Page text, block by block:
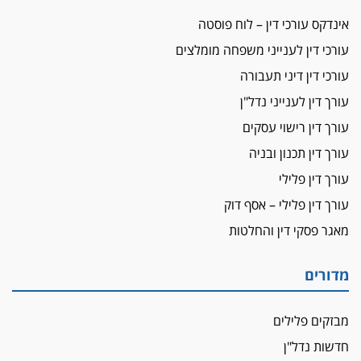
פיקטיביות בשם פלסטינים
על המידתיות
ביה"ד המשמעתי ביטל השעיה לצמיתות של
עורכת-דין שהביעה שמחה ב-7 באוקטובר
אשם
עו"ד הלל בבייב הורשע בהונאת עשרות לקוחות,
ההסדר: 7-9 שנות מאסר
דין ומקרקעין
עורך דין ברמת השרון נחקר בחשד למרמה בעסקת
תובעת משטרתית פוטרה בחשד לעישון סמים
שנחשף בפעילות בלשים בטלגרם
לא בכל יום
אינדקס עורכי דין – לוח פוסטה
עורכי דין לענייני משפחה מומלצים
עורכי דין דיני תעבורה
עורך דין לענייני נדל"ן
עורך דין רישוי עסקים
עורך דין תכנון ובניה
עורך דין פלילי
עורך דין פלילי – אסף דוק
מאגר פסקי דין והחלטות
מדורים
מבזקים פלילים
חדשות נדל"ן